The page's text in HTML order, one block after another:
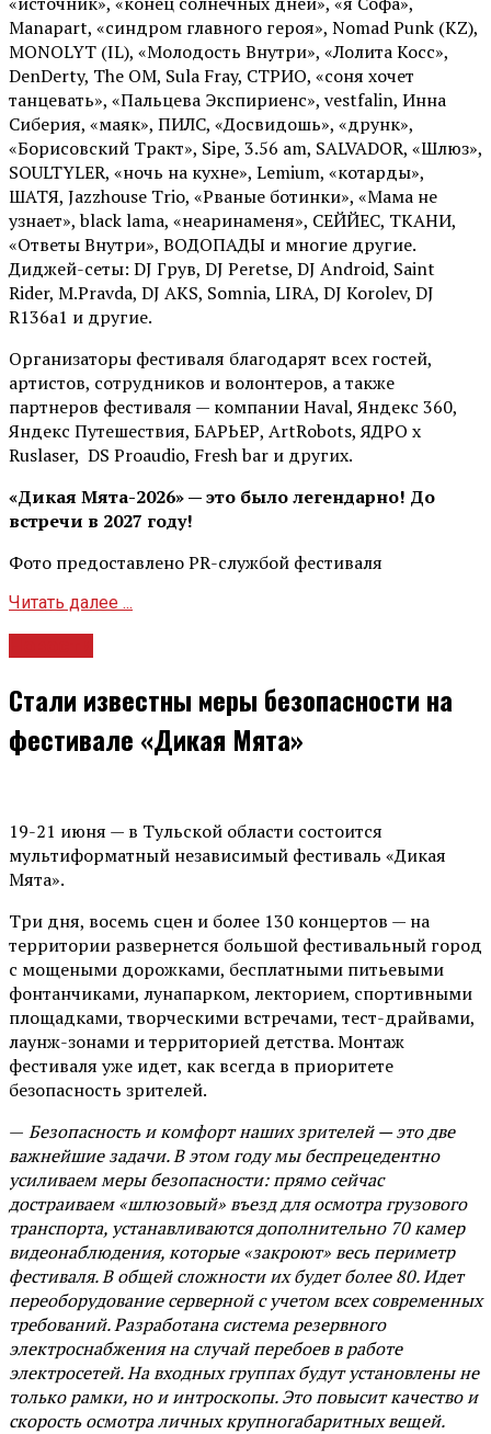
Manapart, «синдром главного героя», Nomad Punk (KZ),
MONOLYT (IL), «Молодость Внутри», «Лолита Косс»,
DenDerty, The OM, Sula Fray, СТРИО, «соня хочет
танцевать», «Пальцева Экспириенс», vestfalin, Инна
Сиберия, «маяк», ПИЛС, «Досвидошь», «друнк»,
«Борисовский Тракт», Sipe, 3.56 am, SALVADOR, «Шлюз»,
SOULTYLER, «ночь на кухне», Lemium, «котарды»,
ШАТЯ, Jazzhouse Trio, «Рваные ботинки», «Мама не
узнает», black lama, «неаринаменя», СЕЙЙЕС, ТКАНИ,
«Ответы Внутри», ВОДОПАДЫ и многие другие.
Диджей-сеты: DJ Грув, DJ Peretse, DJ Android, Saint
Rider, М.Pravda, DJ AKS, Somnia, LIRA, DJ Korolev, DJ
R136a1 и другие.
Организаторы фестиваля благодарят всех гостей,
артистов, сотрудников и волонтеров, а также
партнеров фестиваля — компании Haval, Яндекс 360,
Яндекс Путешествия, БАРЬЕР, ArtRobots, ЯДРО х
Ruslaser, DS Proaudio, Fresh bar и других.
«Дикая Мята-2026» — это было легендарно! До
встречи в 2027 году!
Фото предоставлено PR-службой фестиваля
Читать далее ...
Стали известны меры безопасности на
фестивале «Дикая Мята»
19-21 июня — в Тульской области состоится
мультиформатный независимый фестиваль «Дикая
Мята».
Три дня, восемь сцен и более 130 концертов — на
территории развернется большой фестивальный город
с мощеными дорожками, бесплатными питьевыми
фонтанчиками, лунапарком, лекторием, спортивными
площадками, творческими встречами, тест-драйвами,
лаунж-зонами и территорией детства. Монтаж
фестиваля уже идет, как всегда в приоритете
безопасность зрителей.
— Безопасность и комфорт наших зрителей — это две
важнейшие задачи. В этом году мы беспрецедентно
усиливаем меры безопасности: прямо сейчас
достраиваем «шлюзовый» въезд для осмотра грузового
транспорта, устанавливаются дополнительно 70 камер
видеонаблюдения, которые «закроют» весь периметр
фестиваля. В общей сложности их будет более 80. Идет
переоборудование серверной с учетом всех современных
требований. Разработана система резервного
электроснабжения на случай перебоев в работе
электросетей. На входных группах будут установлены не
только рамки, но и интроскопы. Это повысит качество и
скорость осмотра личных крупногабаритных вещей.